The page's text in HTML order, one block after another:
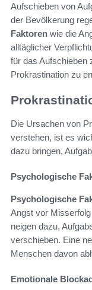
Aufschieben von
der Bevölkerung
Faktoren wie die
alltäglicher
für das Aufschieben
Prokrastination zu
Die Ursachen von
verstehen, ist es
dazu bringen,
Psychologische
Psychologische
Angst vor
neigen dazu,
verschieben. Eine
Menschen davon
Emotionale